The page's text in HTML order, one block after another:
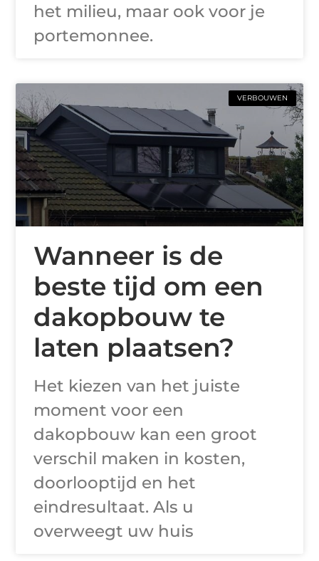
het milieu, maar ook voor je
portemonnee.
VERBOUWEN
Wanneer is de
beste tijd om een
dakopbouw te
laten plaatsen?
Het kiezen van het juiste
moment voor een
dakopbouw kan een groot
verschil maken in kosten,
doorlooptijd en het
eindresultaat. Als u
overweegt uw huis